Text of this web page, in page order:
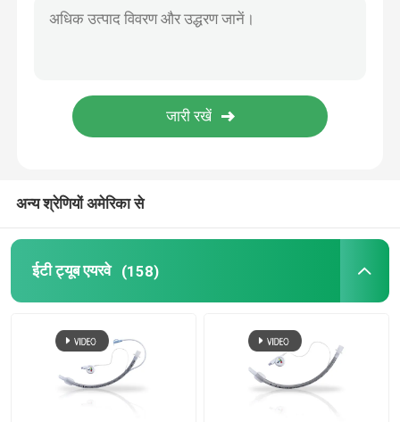
ब्रोन्कियल ब्लॉकर ट्यूब
वीडियो इंट्यूबेशन डिवाइस
व्यक्तिगत सुरक्षा उपकरण पीपीई
एंडोट्रैकियल ट्यूब के घटक
अन्य श्रेणियों अमेरिका से
ईटी ट्यूब एयरवे (158)